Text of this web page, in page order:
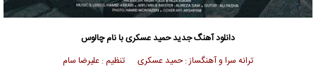
دانلود آهنگ جدیدحمید عسکریبا نام چالوس
ترانه سرا و آهنگساز : حمید عسکری تنظیم : علیرضا سام